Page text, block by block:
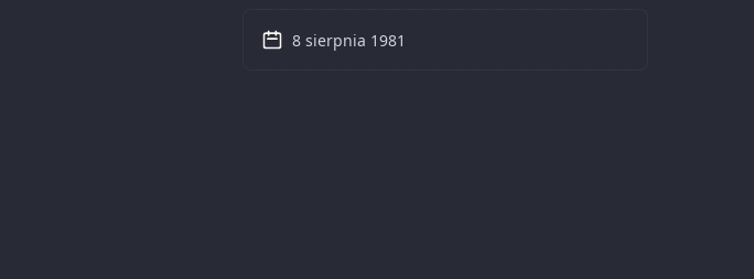
8 sierpnia 1981